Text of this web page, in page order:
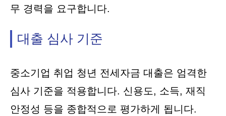
무 경력을 요구합니다.
대출 심사 기준
중소기업 취업 청년 전세자금 대출은 엄격한
심사 기준을 적용합니다. 신용도, 소득, 재직
안정성 등을 종합적으로 평가하게 됩니다.